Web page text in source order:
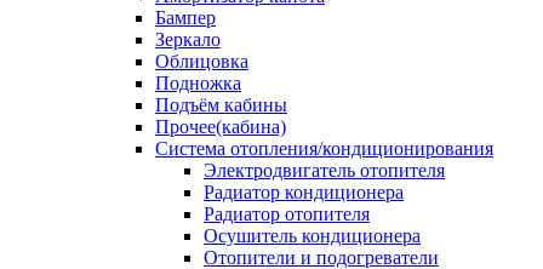
Бампер
Зеркало
Облицовка
Подножка
Подъём кабины
Прочее(кабина)
Система отопления/кондиционирования
Электродвигатель отопителя
Радиатор кондиционера
Радиатор отопителя
Осушитель кондиционера
Отопители и подогреватели